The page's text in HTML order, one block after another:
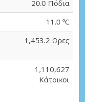
20.0 Πόδια
11.0 ºC
1,453.2 Ωρες
1,110,627
Κάτοικοι